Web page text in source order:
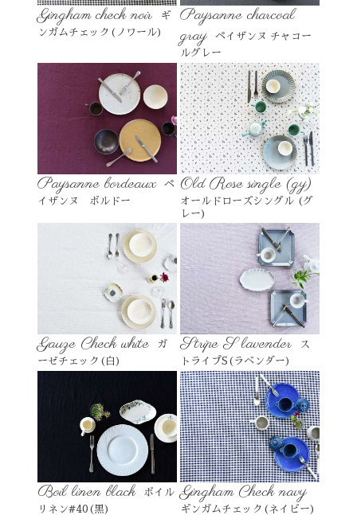
Gingham check noir
ギ
ンガムチェック(ノワール)
Paysanne charcoal
gray
ペイザンヌ チャコー
ルグレー
Paysanne bordeaux
ペ
イザンヌ ボルドー
Old Rose single (gy)
オールドローズシングル (グ
レー)
Gauze Check white
ガ
ーゼチェック(白)
Stripe S lavender
ス
トライプS(ラベンダー)
Boil linen black
ボイル
リネン#40(黒)
Gingham Check navy
ギンガムチェック(ネイビー)